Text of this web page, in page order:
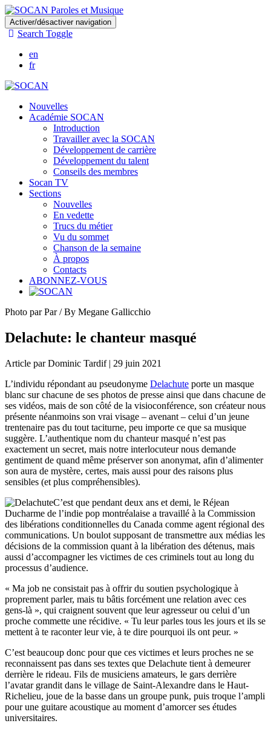
Skip
to
main
content
Activer/désactiver navigation
Search Toggle
en
fr
Nouvelles
Académie SOCAN
Introduction
Travailler avec la SOCAN
Développement de carrière
Développement du talent
Conseils des membres
Socan TV
Sections
Nouvelles
En vedette
Trucs du métier
Vu du sommet
Chanson de la semaine
À propos
Contacts
ABONNEZ-VOUS
Photo par Par / By Megane Gallicchio
Delachute: le chanteur masqué
Article par Dominic Tardif | 29 juin 2021
L’individu répondant au pseudonyme Delachute porte un masque
blanc sur chacune de ses photos de presse ainsi que dans chacune de
ses vidéos, mais de son côté de la visioconférence, son créateur nous
présente néanmoins son vrai visage – avenant – celui d’un jeune
trentenaire pas du tout taciturne, peu importe ce que sa musique
suggère. L’authentique nom du chanteur masqué n’est pas
exactement un secret, mais notre interlocuteur nous demande
gentiment de quand même préserver son anonymat, afin d’alimenter
son aura de mystère, certes, mais aussi pour des raisons plus
sensibles (et plus compréhensibles).
C’est que pendant deux ans et demi, le Réjean
Ducharme de l’indie pop montréalaise a travaillé à la Commission
des libérations conditionnelles du Canada comme agent régional des
communications. Un boulot supposant de transmettre aux médias les
décisions de la commission quant à la libération des détenus, mais
aussi d’accompagner les victimes de ces criminels tout au long du
processus d’audience.
« Ma job ne consistait pas à offrir du soutien psychologique à
proprement parler, mais tu bâtis forcément une relation avec ces
gens-là », qui craignent souvent que leur agresseur ou celui d’un
proche commette une récidive. « Tu leur parles tous les jours et ils se
mettent à te raconter leur vie, à te dire pourquoi ils ont peur. »
C’est beaucoup donc pour que ces victimes et leurs proches ne se
reconnaissent pas dans ses textes que Delachute tient à demeurer
derrière le rideau. Fils de musiciens amateurs, le gars derrière
l’avatar grandit dans le village de Saint-Alexandre dans le Haut-
Richelieu, joue de la basse dans un groupe punk, puis troque l’ampli
pour une guitare acoustique au moment d’amorcer ses études
universitaires.